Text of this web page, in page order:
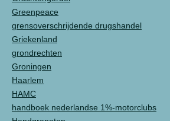
Greenpeace
grensoverschrijdende drugshandel
Griekenland
grondrechten
Groningen
Haarlem
HAMC
handboek nederlandse 1%-motorclubs